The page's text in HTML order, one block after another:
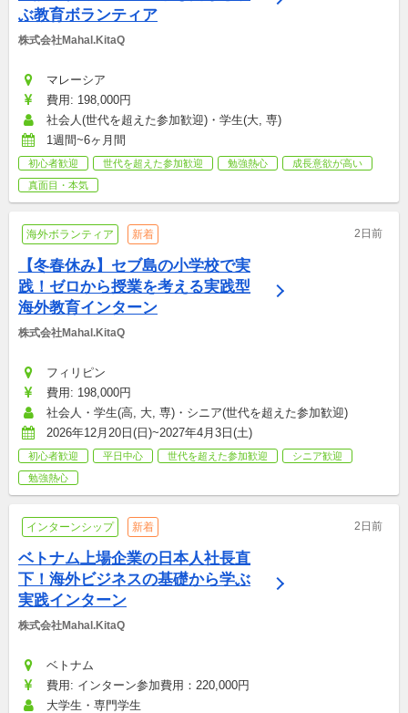
ぶ教育ボランティア
株式会社Mahal.KitaQ
マレーシア
費用: 198,000円
社会人(世代を超えた参加歓迎)・学生(大, 専)
1週間~6ヶ月間
初心者歓迎 世代を超えた参加歓迎 勉強熱心
成長意欲が高い
真面目・本気
海外ボランティア 新着 2日前
【冬春休み】セブ島の小学校で実
践！ゼロから授業を考える実践型
海外教育インターン
株式会社Mahal.KitaQ
フィリピン
費用: 198,000円
社会人・学生(高, 大, 専)・シニア(世代を超えた参加歓迎)
2026年12月20日(日)~2027年4月3日(土)
初心者歓迎 平日中心 世代を超えた参加歓迎
シニア歓迎
勉強熱心
インターンシップ 新着 2日前
ベトナム上場企業の日本人社長直
下！海外ビジネスの基礎から学ぶ
実践インターン
株式会社Mahal.KitaQ
ベトナム
費用: インターン参加費用：220,000円
大学生・専門学生